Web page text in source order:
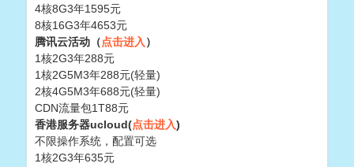
4核8G3年1595元
8核16G3年4653元
腾讯云活动（点击进入 ）
1核2G3年288元
1核2G5M3年288元(轻量)
2核4G5M3年688元(轻量)
CDN流量包1T88元
香港服务器ucloud(点击进入)
不限操作系统，配置可选
1核2G3年635元